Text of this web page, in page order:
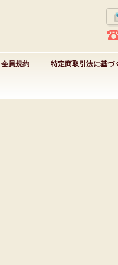
会員規約 特定商取引法に基づ